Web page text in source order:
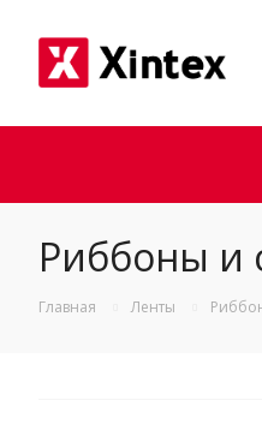
Риббоны и
Главная Ленты